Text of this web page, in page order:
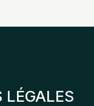
LÉGALES